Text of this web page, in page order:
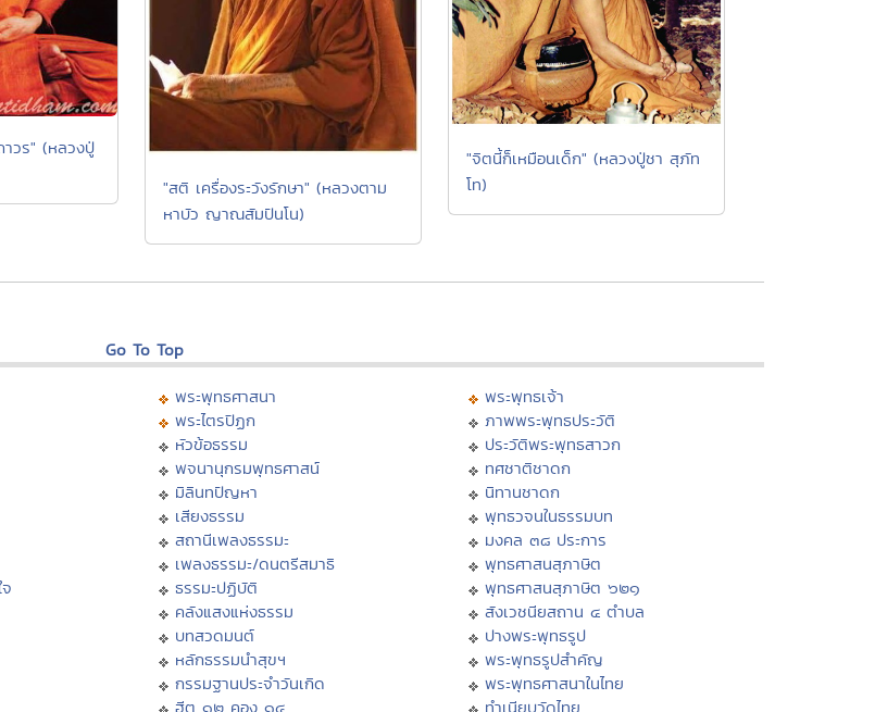
วร" (หลวงปู่
"สติ เครื่องระวังรักษา" (หลวงตาม
หาบัว ญาณสัมปันโน)
"จิตนี้ก็เหมือนเด็ก" (หลวงปู่ชา สุภัท
โท)
Go To Top
พระพุทธศาสนา
พระไตรปิฏก
หัวข้อธรรม
พจนานุกรมพุทธศาสน์
มิลินทปัญหา
เสียงธรรม
สถานีเพลงธรรมะ
เพลงธรรมะ/ดนตรีสมาธิ
ธรรมะปฏิบัติ
คลังแสงแห่งธรรม
บทสวดมนต์
หลักธรรมนำสุขฯ
กรรมฐานประจำวันเกิด
พระพุทธเจ้า
ภาพพระพุทธประวัติ
ประวัติพระพุทธสาวก
ทศชาติชาดก
นิทานชาดก
พุทธวจนในธรรมบท
มงคล ๓๘ ประการ
พุทธศาสนสุภาษิต
พุทธศาสนสุภาษิต ๖๒๑
สังเวชนียสถาน ๔ ตำบล
ปางพระพุทธรูป
พระพุทธรูปสำคัญ
พระพุทธศาสนาในไทย